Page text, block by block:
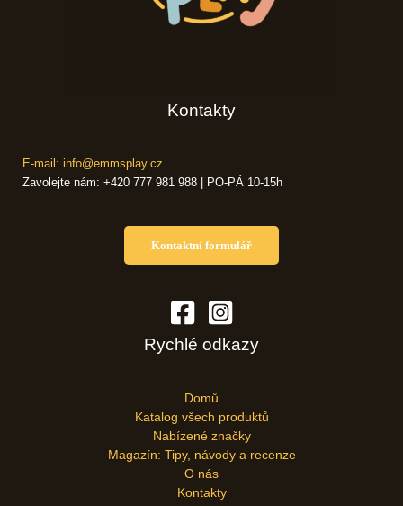
Kontakty
E-mail: info@emmsplay.cz
Zavolejte nám: +420 777 981 988 | PO-PÁ 10-15h
Kontaktní formulář
Rychlé odkazy
Domů
Katalog všech produktů
Nabízené značky
Magazín: Tipy, návody a recenze
O nás
Kontakty